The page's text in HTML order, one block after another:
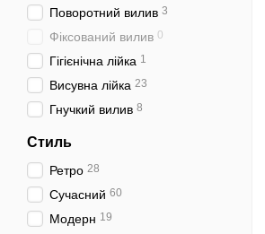
Поворотний вилив 3
Фіксований вилив 0
Гігієнічна лійка 1
Висувна лійка 23
Гнучкий вилив 8
Стиль
Ретро 28
Сучасний 60
Модерн 19